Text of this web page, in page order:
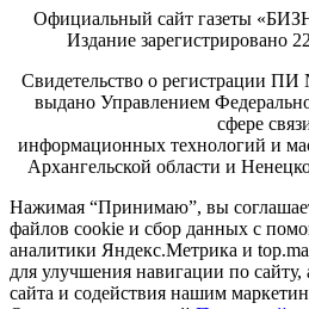
Официальный сайт газеты
Издание зарегистрировано
Свидетельство о регистрации
выдано Управлением
сфере
информационных технологий и
Архангельской области и
Нажимая “Принимаю”, вы
файлов cookie и сбор данных с
аналитики Яндекс.Метрика и
для улучшения навигации по сайту,
сайта и содействия нашим